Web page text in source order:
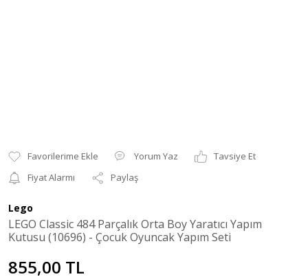
Yorum Yaz
Tavsiye Et
Fiyat Alarmı
Paylaş
Lego
LEGO Classic 484 Parçalık Orta Boy Yaratıcı Yapım
Kutusu (10696) - Çocuk Oyuncak Yapım Seti
855,00 TL